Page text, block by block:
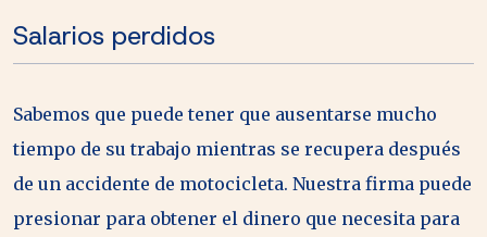
Salarios perdidos
Sabemos que puede tener que ausentarse mucho
tiempo de su trabajo mientras se recupera después
de un accidente de motocicleta. Nuestra firma puede
presionar para obtener el dinero que necesita para